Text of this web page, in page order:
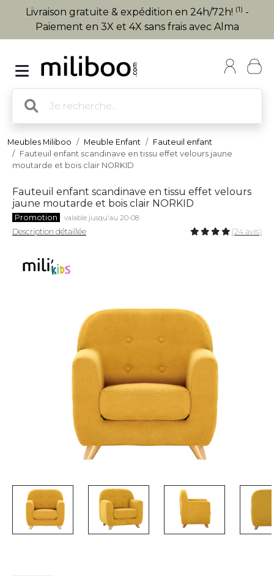
Livraison gratuite & expédition en 24h/72h! (1) -
Paiement en 3X et 4X sans frais avec Alma
Meubles Miliboo Meuble Enfant
Fauteuil enfant
Fauteuil enfant scandinave en tissu effet velours jaune
moutarde et bois clair NORKID
Fauteuil enfant scandinave en tissu effet velours
jaune moutarde et bois clair NORKID
Promotion valable jusqu'au 20-08
Description détaillée (24 avis)